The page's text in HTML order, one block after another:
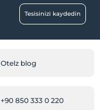
Tesisinizi kaydedin
Otelz blog
+90 850 333 0 220